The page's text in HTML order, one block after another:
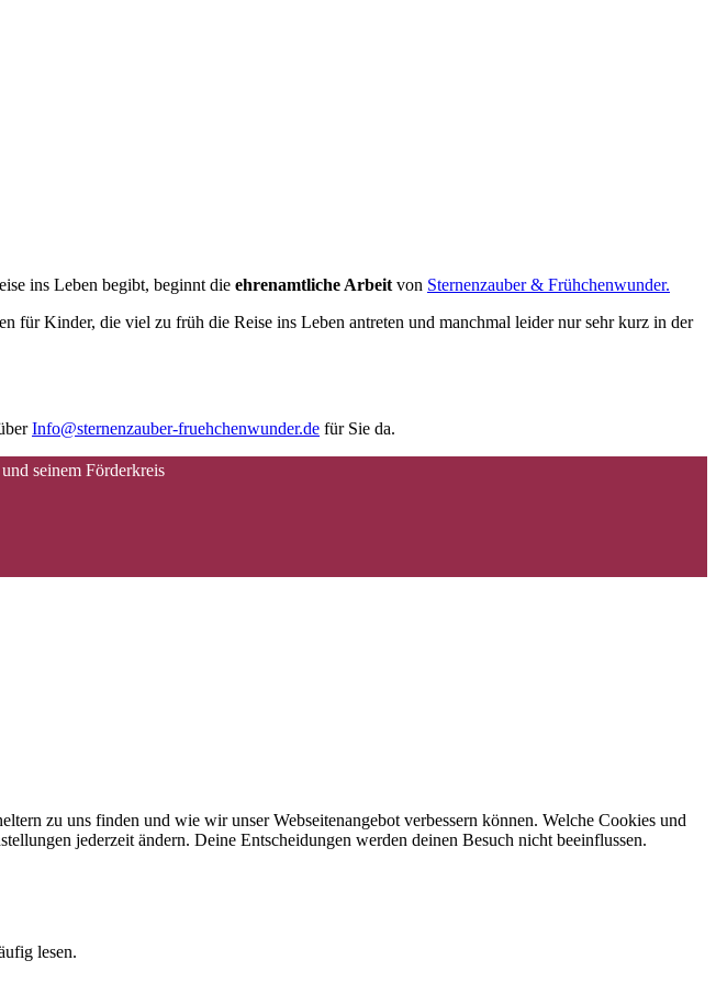
ins Leben begibt, beginnt die ehrenamtliche Arbeit von Sternenzauber & Frühchenwunder.
für Kinder, die viel zu früh die Reise ins Leben antreten und manchmal leider nur sehr kurz in der
Info@sternenzauber-fruehchenwunder.de für Sie da.
seinem Förderkreis
zu uns finden und wie wir unser Webseitenangebot verbessern können. Welche Cookies und
jederzeit ändern. Deine Entscheidungen werden deinen Besuch nicht beeinflussen.
lesen.